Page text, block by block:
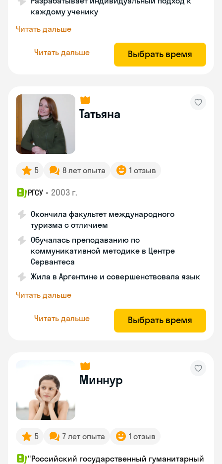
каждому ученику
Читать дальше
Читать дальше Выбрать время
Татьяна
5 8 лет опыта 1 отзыв
РГСУ • 2003 г.
Окончила факультет международного
туризма с отличием
Обучалась преподаванию по
коммуникативной методике в Центре
Сервантеса
Жила в Аргентине и совершенствовала язык
Читать дальше
Читать дальше Выбрать время
Миннур
5 7 лет опыта 1 отзыв
"Российский государственный гуманитарный